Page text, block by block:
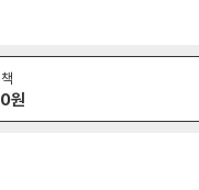
원